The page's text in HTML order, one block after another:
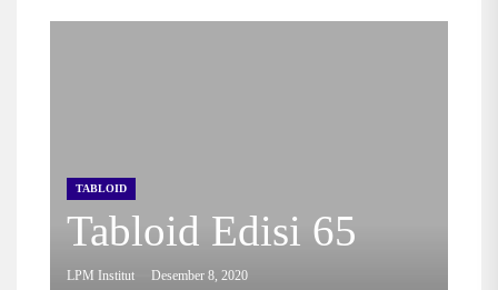
TABLOID
Tabloid Edisi 65
LPM Institut Desember 8, 2020